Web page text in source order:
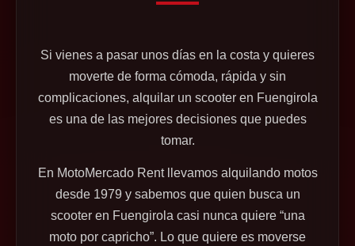
Si vienes a pasar unos días en la costa y quieres
moverte de forma cómoda, rápida y sin
complicaciones, alquilar un scooter en Fuengirola
es una de las mejores decisiones que puedes
tomar.
En MotoMercado Rent llevamos alquilando motos
desde 1979 y sabemos que quien busca un
scooter en Fuengirola casi nunca quiere “una
moto por capricho”. Lo que quiere es moverse